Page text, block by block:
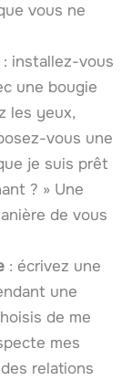
vous ne
: installez-vous
une bougie
les yeux,
vous une
je suis prêt
? » Une
de vous
: écrivez une
une
de me
mes
relations